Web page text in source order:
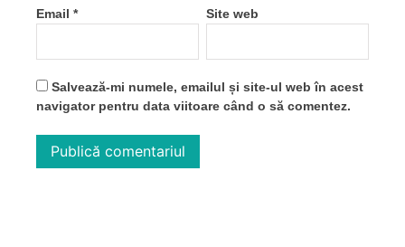
Email * Site web
Salvează-mi numele, emailul și site-ul web în acest
navigator pentru data viitoare când o să comentez.